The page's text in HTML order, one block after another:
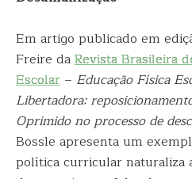
Em artigo publicado em
Freire daRevista Brasileira
Escolar – Educação Física
Libertadora:
Oprimido no processo de
Bossle apresenta um
política curricular naturaliza